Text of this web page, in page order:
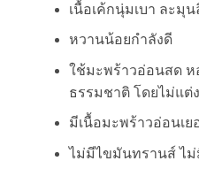
เนื้อเค้กนุ่มเบา ละมุ
หวานน้อยกำลังดี
ใช้มะพร้าวอ่อนสด
ธรรมชาติ โดยไม่แต่
มีเนื้อมะพร้าวอ่อนเ
ไม่มีไขมันทรานส์ ไ